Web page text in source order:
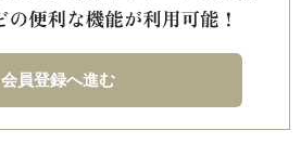
会員登録へ進む